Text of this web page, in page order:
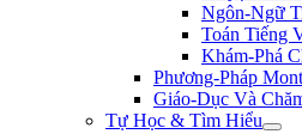
Ngôn-Ngữ
Toán Tiếng
Khám-Phá
Phương-Pháp
Giáo-Dục Và
Tự Học & Tìm Hiểu